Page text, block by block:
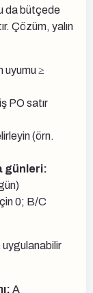
da bütçede
Çözüm, yalın
uyumu ≥
PO satır
(örn.
günleri:
için 0; B/C
A